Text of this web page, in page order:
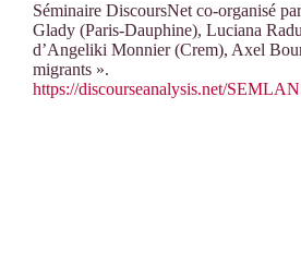
Séminaire DiscoursNet co-organisé
Glady (Paris-Dauphine), Luciana
d’Angeliki Monnier (Crem), Axel
migrants ».
https://discourseanalysis.net/